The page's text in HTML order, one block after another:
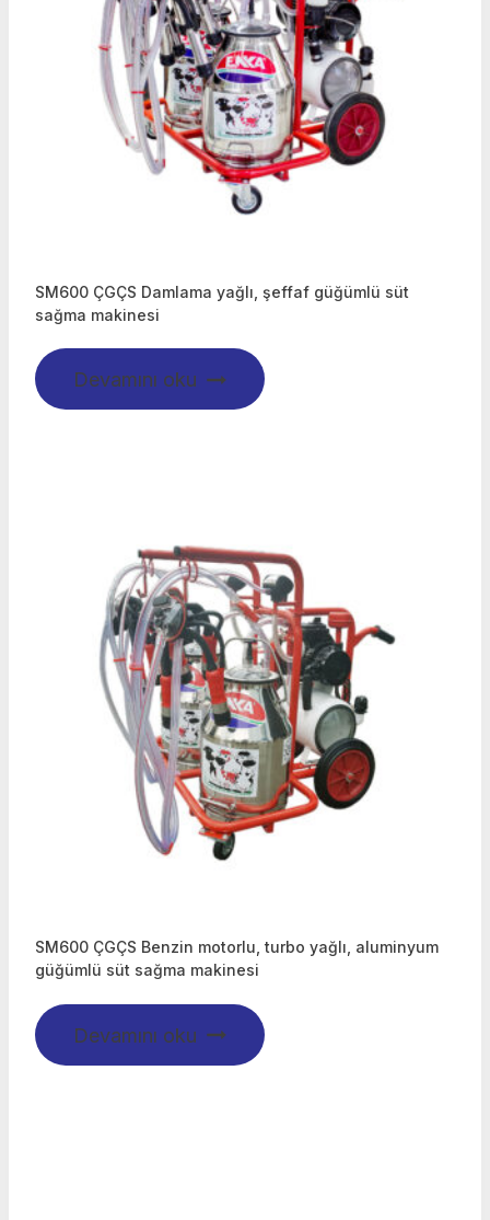
SM600 ÇGÇS Damlama yağlı, şeffaf güğümlü süt
sağma makinesi
Devamını oku
SM600 ÇGÇS Benzin motorlu, turbo yağlı, aluminyum
güğümlü süt sağma makinesi
Devamını oku